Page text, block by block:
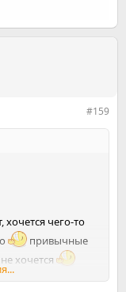
#159
хочется чего-то
привычные
хочется